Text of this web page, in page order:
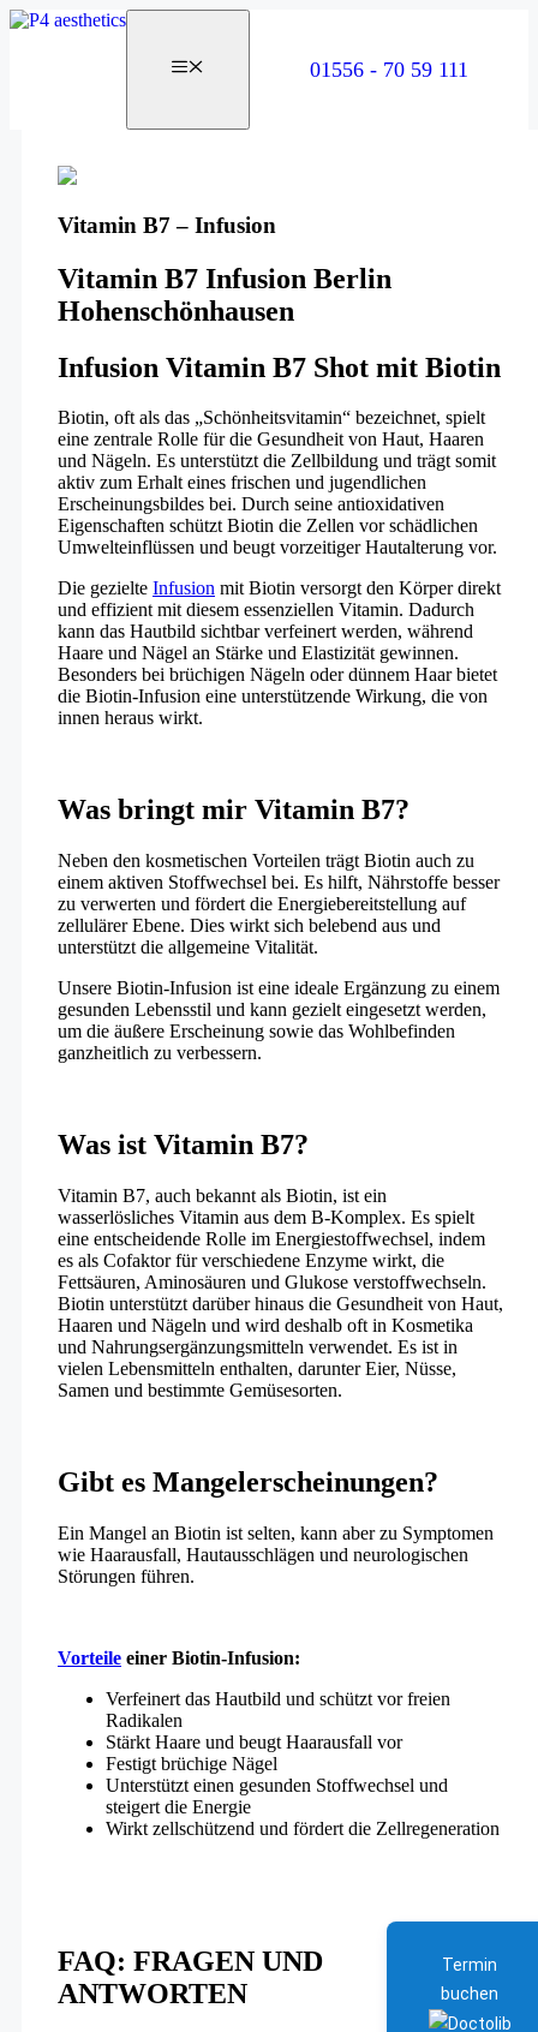
Zum
01556 - 70 59 111
Vitamin B7 – Infusion
Vitamin B7 Infusion Berlin
Hohenschönhausen
Infusion Vitamin B7 Shot mit Biotin
Biotin, oft als das „Schönheitsvitamin“ bezeichnet, spielt
eine zentrale Rolle für die Gesundheit von Haut, Haaren
und Nägeln. Es unterstützt die Zellbildung und trägt somit
aktiv zum Erhalt eines frischen und jugendlichen
Erscheinungsbildes bei. Durch seine antioxidativen
Eigenschaften schützt Biotin die Zellen vor schädlichen
Umwelteinflüssen und beugt vorzeitiger Hautalterung vor.
Die gezielte Infusion mit Biotin versorgt den Körper direkt
und effizient mit diesem essenziellen Vitamin. Dadurch
kann das Hautbild sichtbar verfeinert werden, während
Haare und Nägel an Stärke und Elastizität gewinnen.
Besonders bei brüchigen Nägeln oder dünnem Haar bietet
die Biotin-Infusion eine unterstützende Wirkung, die von
innen heraus wirkt.
Was bringt mir Vitamin B7?
Neben den kosmetischen Vorteilen trägt Biotin auch zu
einem aktiven Stoffwechsel bei. Es hilft, Nährstoffe besser
zu verwerten und fördert die Energiebereitstellung auf
zellulärer Ebene. Dies wirkt sich belebend aus und
unterstützt die allgemeine Vitalität.
Unsere Biotin-Infusion ist eine ideale Ergänzung zu einem
gesunden Lebensstil und kann gezielt eingesetzt werden,
um die äußere Erscheinung sowie das Wohlbefinden
ganzheitlich zu verbessern.
Was ist Vitamin B7?
Vitamin B7, auch bekannt als Biotin, ist ein
wasserlösliches Vitamin aus dem B-Komplex. Es spielt
eine entscheidende Rolle im Energiestoffwechsel, indem
es als Cofaktor für verschiedene Enzyme wirkt, die
Fettsäuren, Aminosäuren und Glukose verstoffwechseln.
Biotin unterstützt darüber hinaus die Gesundheit von Haut,
Haaren und Nägeln und wird deshalb oft in Kosmetika
und Nahrungsergänzungsmitteln verwendet. Es ist in
vielen Lebensmitteln enthalten, darunter Eier, Nüsse,
Samen und bestimmte Gemüsesorten.
Gibt es Mangelerscheinungen?
Ein Mangel an Biotin ist selten, kann aber zu Symptomen
wie Haarausfall, Hautausschlägen und neurologischen
Störungen führen.
Vorteile einer Biotin-Infusion:
Verfeinert das Hautbild und schützt vor freien
Radikalen
Stärkt Haare und beugt Haarausfall vor
Festigt brüchige Nägel
Unterstützt einen gesunden Stoffwechsel und
steigert die Energie
Wirkt zellschützend und fördert die Zellregeneration
FAQ: FRAGEN UND
ANTWORTEN
Termin
buchen